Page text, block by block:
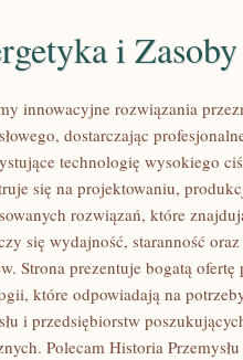
i Zasoby
innowacyjne rozwiązania
dostarczając
technologię wysokiego
się na projektowaniu,
rozwiązań, które
się wydajność, staranność
Strona prezentuje bogatą ofertę
które odpowiadają na
i przedsiębiorstw
Polecam Historia